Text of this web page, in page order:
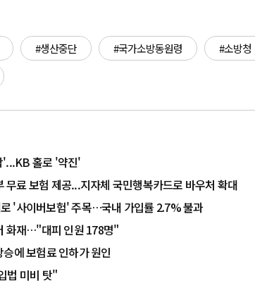
#생산중단 #국가소방동원령 #소방청
'...KB 홀로 '약진'
료 보험 제공...지자체 국민행복카드로 바우처 확대
'사이버보험' 주목…국내 가입률 2.7% 불과
화재…"대피 인원 178명"
에 보험료 인하가 원인
법 미비 탓"